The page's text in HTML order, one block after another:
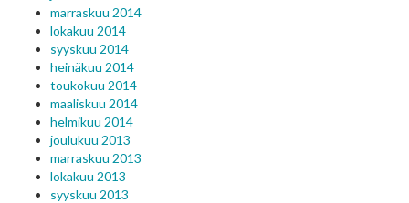
marraskuu 2014
lokakuu 2014
syyskuu 2014
heinäkuu 2014
toukokuu 2014
maaliskuu 2014
helmikuu 2014
joulukuu 2013
marraskuu 2013
lokakuu 2013
syyskuu 2013